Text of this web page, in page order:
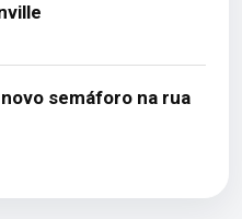
semáforo na rua